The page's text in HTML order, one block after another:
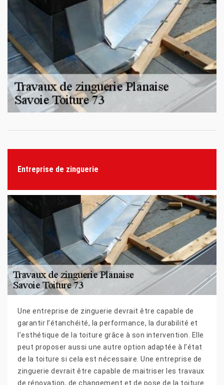
Entreprise de zinguerie
Une entreprise de zinguerie devrait être capable de
garantir l’étanchéité, la performance, la durabilité et
l’esthétique de la toiture grâce à son intervention. Elle
peut proposer aussi une autre option adaptée à l’état
de la toiture si cela est nécessaire. Une entreprise de
zinguerie devrait être capable de maitriser les travaux
de rénovation, de changement et de pose de la toiture.